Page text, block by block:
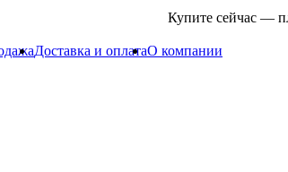
Купите сейчас —
Доставка и оплатаО компании